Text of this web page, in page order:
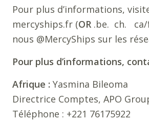
Pour plus d’informations,
mercyships.fr (OR .be. ch. ca/
nous @MercyShips sur les
Pour plus d’informations,
Afrique : Yasmina Bileoma
Directrice Comptes, APO
Téléphone : +221 76175922